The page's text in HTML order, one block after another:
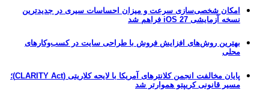
امکان شخصی‌سازی سرعت و میزان احساسات سیری در جدیدترین
نسخه آزمایشی iOS 27 فراهم شد
بهترین روش‌های افزایش فروش با طراحی سایت در کسب‌وکارهای
محلی
پایان مخالفت انجمن کلانترهای آمریکا با لایحه کلاریتی (CLARITY Act)؛
مسیر قانونی کریپتو هموارتر شد